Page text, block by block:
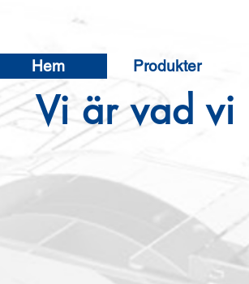
Hem Produkter
Vi är vad vi